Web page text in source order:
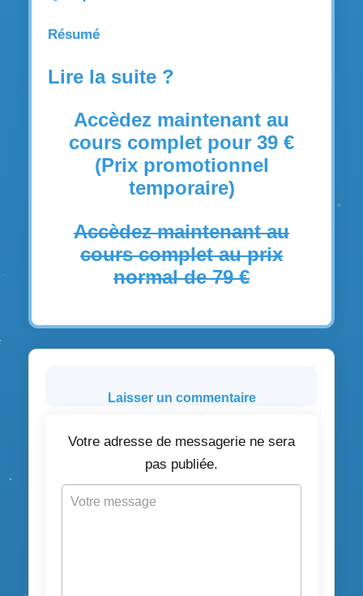
Résumé
Lire la suite ?
Accèdez maintenant au
cours complet pour 39 €
(Prix promotionnel
temporaire)
Accèdez maintenant au
cours complet au prix
normal de 79 €
Laisser un commentaire
Votre adresse de messagerie ne sera
pas publiée.